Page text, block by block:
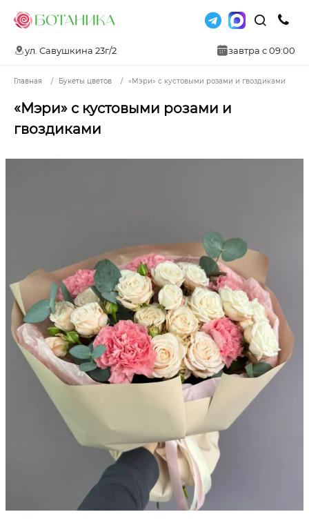
ул. Савушкина 23г/2 завтра с 09:00
Главная Букеты цветов «Мэри» с кустовыми розами и гвоздиками
«Мэри» с кустовыми розами и
гвоздиками